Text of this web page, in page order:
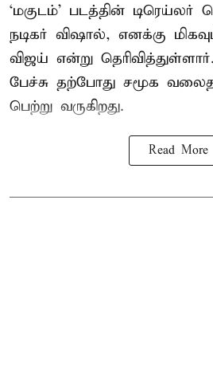
‘மகுடம்’ படத்தின் டிரெய்லர்
நடிகர் விஷால், எனக்கு
விஜய் என்று
பேச்சு தற்போது சமூக
பெற்று வருகிறது.
Read More